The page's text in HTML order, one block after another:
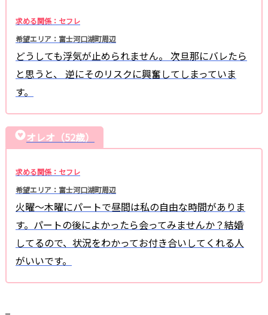
求める関係：セフレ
希望エリア：富士河口湖町周辺
どうしても浮気が止められません。 次旦那にバレたら
と思うと、 逆にそのリスクに興奮してしまっていま
す。
オレオ（52歳）
求める関係：セフレ
希望エリア：富士河口湖町周辺
火曜〜木曜にパートで昼間は私の自由な時間がありま
す。パートの後によかったら会ってみませんか？結婚
してるので、状況をわかってお付き合いしてくれる人
がいいです。